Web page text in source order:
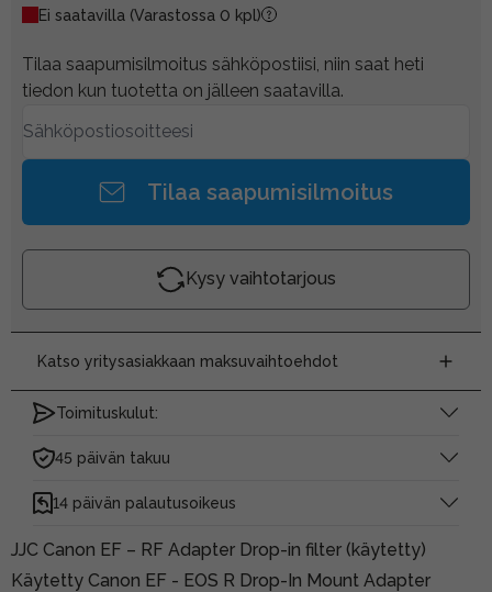
Ei saatavilla (Varastossa 0 kpl)
Tilaa saapumisilmoitus sähköpostiisi, niin saat heti
tiedon kun tuotetta on jälleen saatavilla.
Tilaa saapumisilmoitus
Kysy vaihtotarjous
Katso yritysasiakkaan maksuvaihtoehdot
Toimituskulut:
45 päivän takuu
14 päivän palautusoikeus
JJC Canon EF – RF Adapter Drop-in filter (käytetty)
Käytetty Canon EF - EOS R Drop-In Mount Adapter